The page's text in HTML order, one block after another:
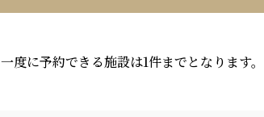
一度に予約できる施設は1件までとなります。